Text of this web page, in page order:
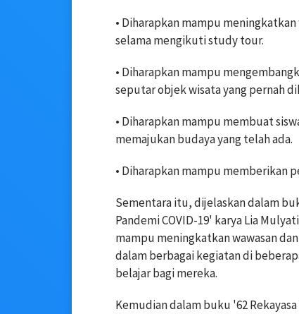
• Diharapkan mampu
selama mengikuti study tour.
• Diharapkan mampu
seputar objek wisata yang pernah
• Diharapkan mampu membuat
memajukan budaya yang telah ada.
• Diharapkan mampu memberikan
Sementara itu, dijelaskan dalam
Pandemi COVID-19' karya Lia
mampu meningkatkan wawasan
dalam berbagai kegiatan di
belajar bagi mereka.
Kemudian dalam buku '62